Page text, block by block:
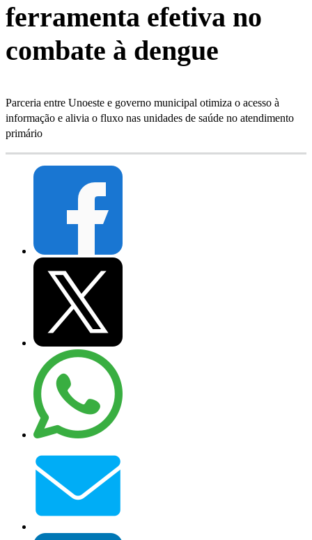
ferramenta efetiva no
combate à dengue
Parceria entre Unoeste e governo municipal otimiza o acesso à
informação e alivia o fluxo nas unidades de saúde no atendimento
primário